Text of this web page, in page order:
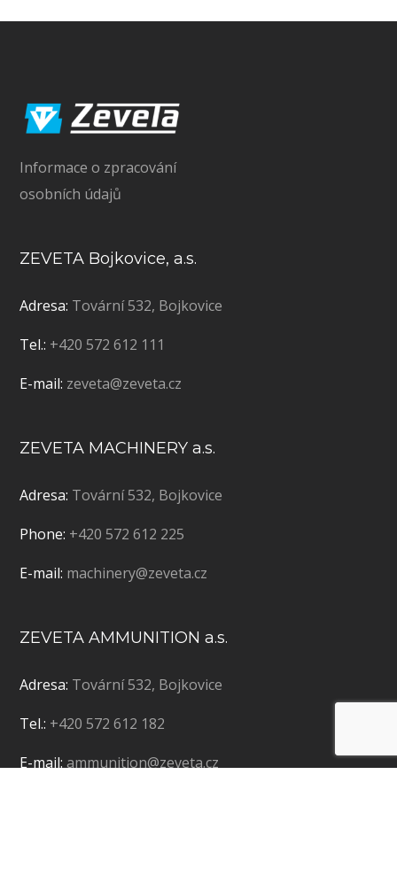
Informace o zpracování
osobních údajů
ZEVETA Bojkovice, a.s.
Adresa: Tovární 532, Bojkovice
Tel.: +420 572 612 111
E-mail: zeveta@zeveta.cz
ZEVETA MACHINERY a.s.
Adresa: Tovární 532, Bojkovice
Phone: +420 572 612 225
E-mail: machinery@zeveta.cz
ZEVETA AMMUNITION a.s.
Adresa: Tovární 532, Bojkovice
Tel.: +420 572 612 182
E-mail: ammunition@zeveta.cz